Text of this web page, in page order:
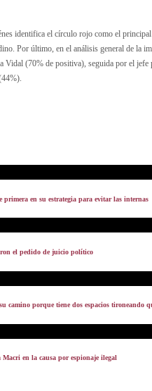
identifica el círculo rojo como el
Por último, en el análisis general de la
Vidal (70% de positiva), seguida por el
en su estrategia para evitar las internas
el pedido de juicio político
camino porque tiene dos espacios tironeando
en la causa por espionaje ilegal